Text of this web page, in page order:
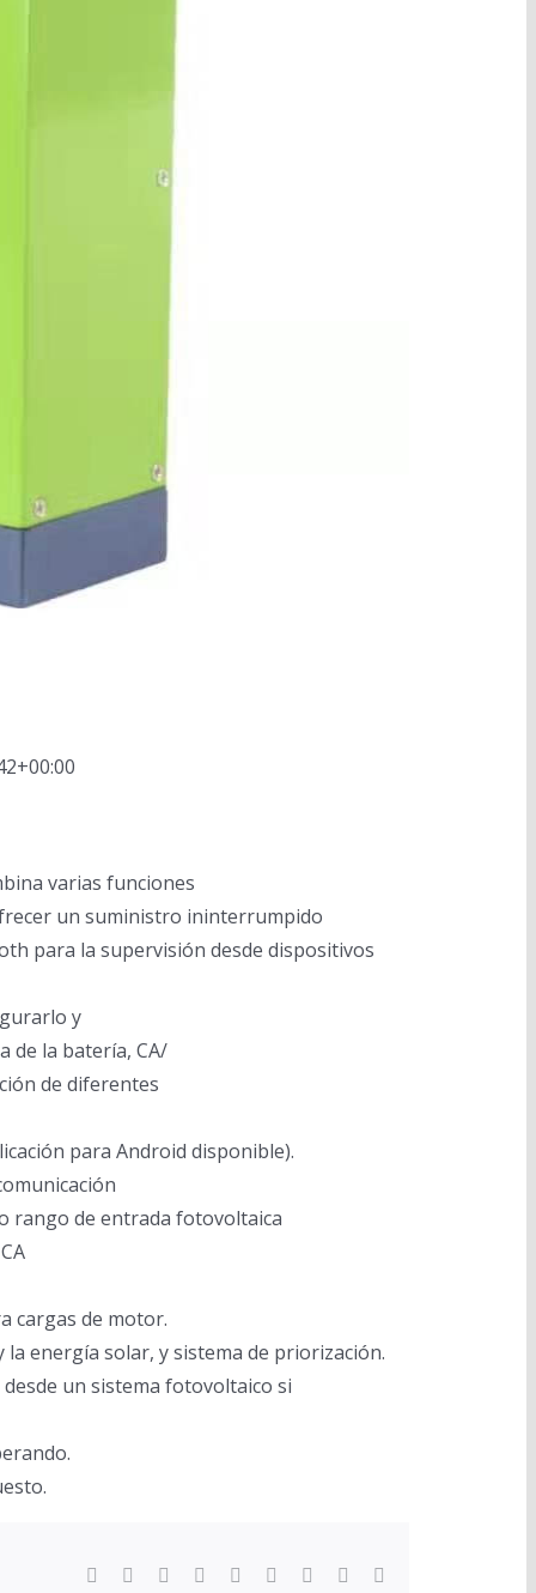
varias funciones
un suministro ininterrumpido
para la supervisión desde dispositivos
y
de la batería, CA/
de diferentes
para Android disponible).
rango de entrada fotovoltaica
cargas de motor.
energía solar, y sistema de priorización.
un sistema fotovoltaico si
Facebook
TwitterLinkedIn
Reddit WhatsApp
TumblrPinterest